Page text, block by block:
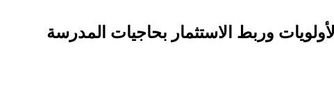
وربط الاستثمار بحاجيات المدرسة